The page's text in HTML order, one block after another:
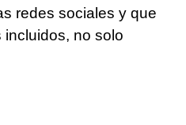
redes sociales y que
incluidos, no solo